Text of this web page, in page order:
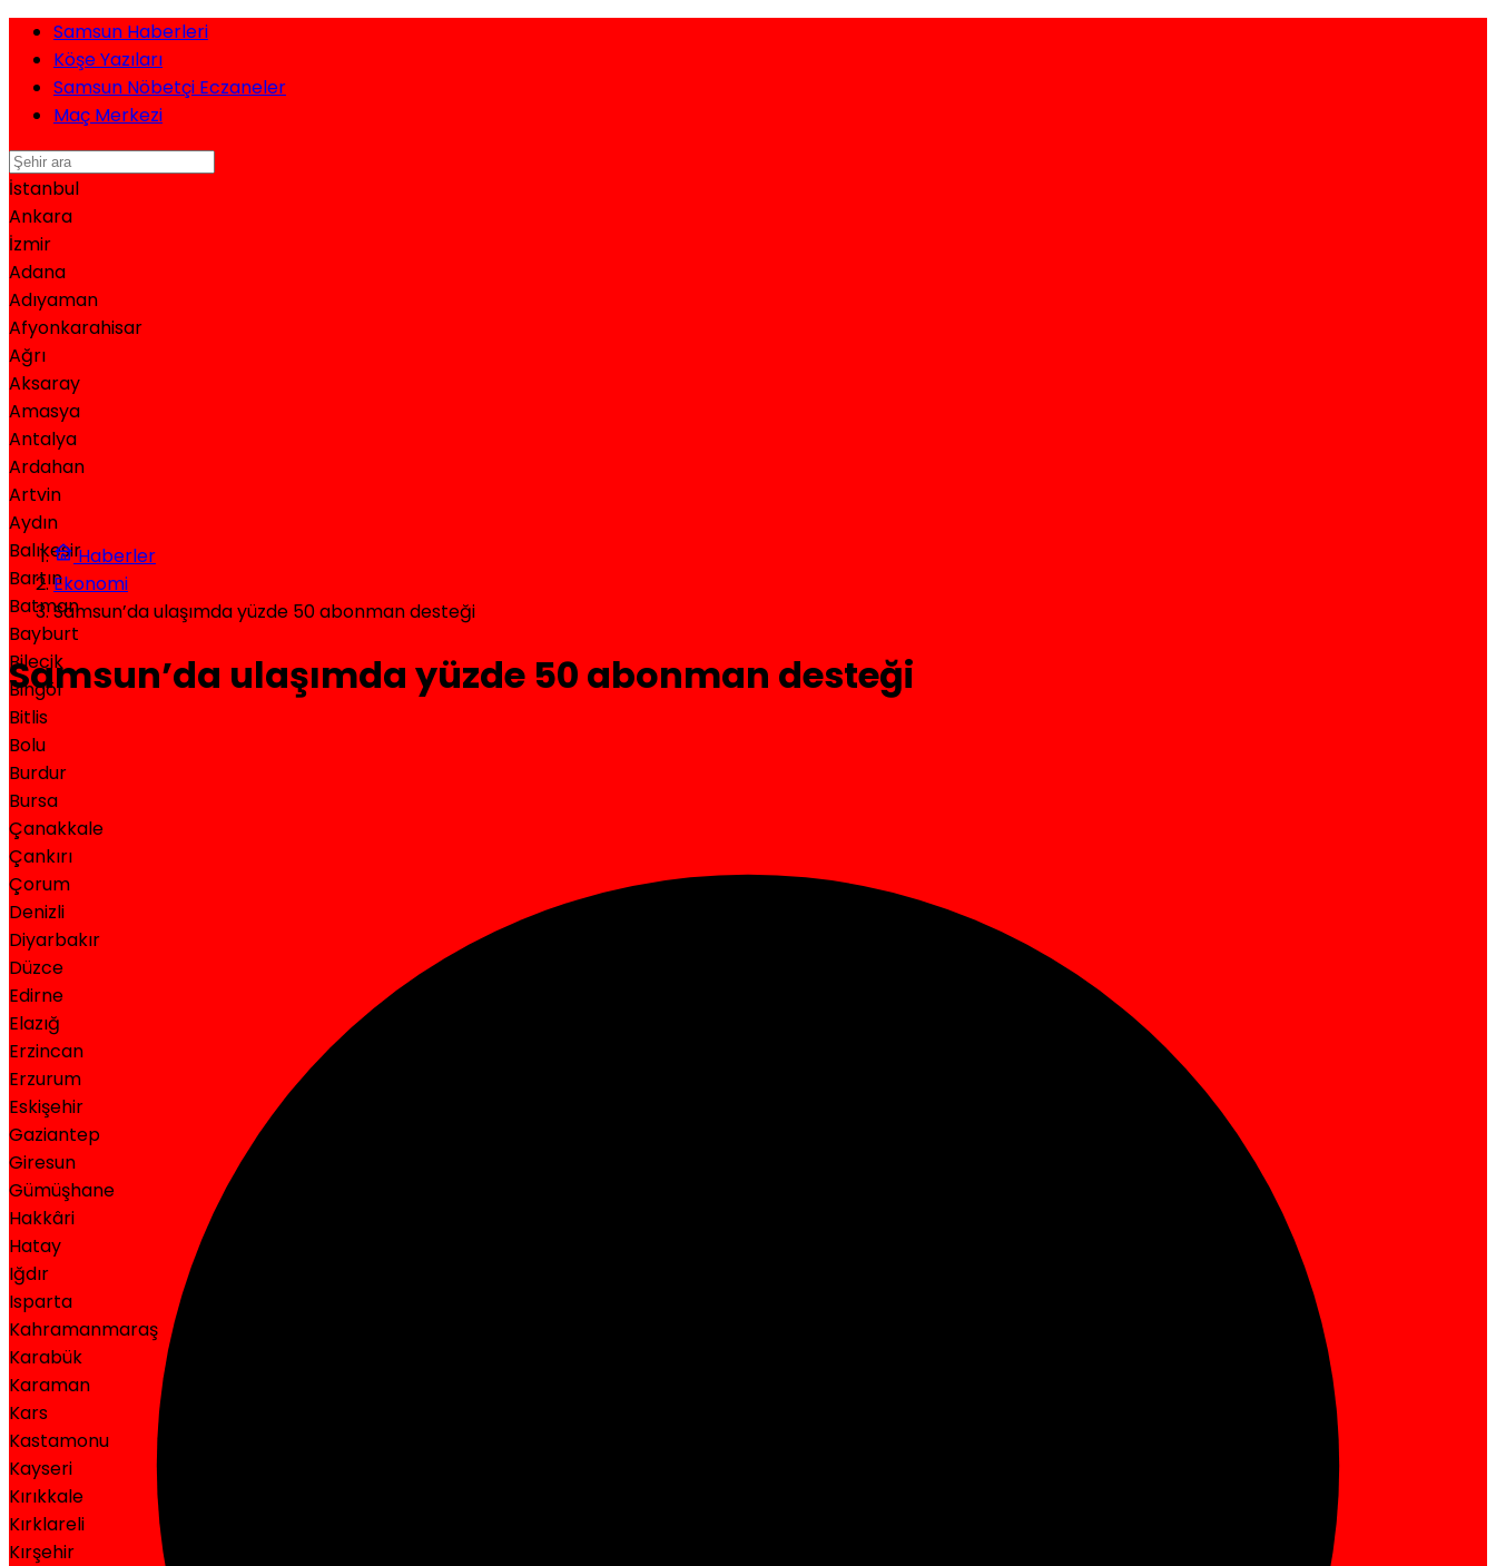
Samsun Haberleri
Köşe Yazıları
Samsun Nöbetçi Eczaneler
Maç Merkezi
İstanbul
Ankara
İzmir
Adana
Adıyaman
Afyonkarahisar
Ağrı
Aksaray
Amasya
Antalya
Ardahan
Artvin
Aydın
Balıkesir
Bartın
Batman
Bayburt
Bilecik
Bingöl
Bitlis
Bolu
Burdur
Bursa
Çanakkale
Çankırı
Çorum
Denizli
Diyarbakır
Düzce
Edirne
Elazığ
Erzincan
Erzurum
Eskişehir
Gaziantep
Giresun
Gümüşhane
Hakkâri
Hatay
Iğdır
Isparta
Kahramanmaraş
Karabük
Karaman
Kars
Kastamonu
Kayseri
Kırıkkale
Kırklareli
Kırşehir
Haberler
Ekonomi
Samsun’da ulaşımda yüzde 50 abonman desteği
Samsun’da ulaşımda yüzde 50 abonman desteği